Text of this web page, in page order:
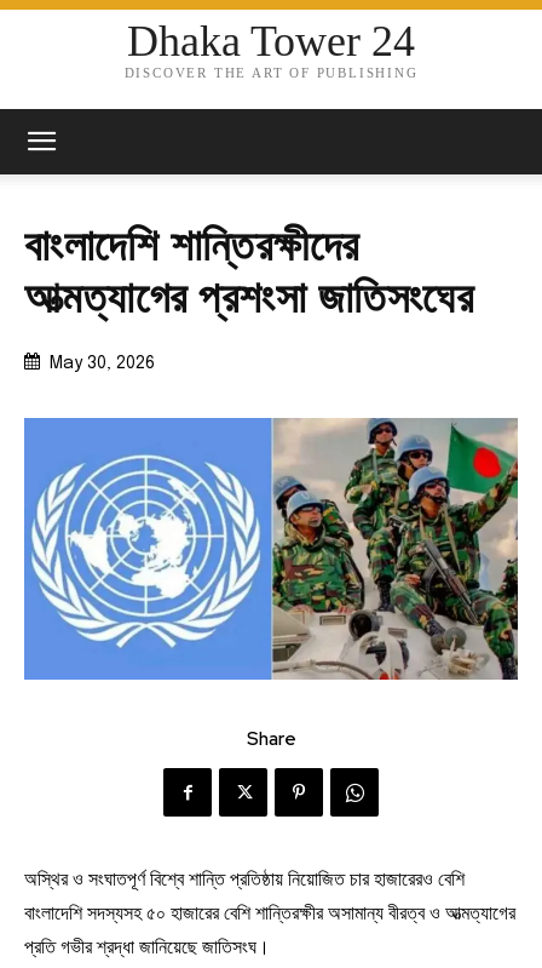
Dhaka Tower 24
DISCOVER THE ART OF PUBLISHING
বাংলাদেশি শান্তিরক্ষীদের
আত্মত্যাগের প্রশংসা জাতিসংঘের
May 30, 2026
Share
অস্থির ও সংঘাতপূর্ণ বিশ্বে শান্তি প্রতিষ্ঠায় নিয়োজিত চার হাজারেরও বেশি
বাংলাদেশি সদস্যসহ ৫০ হাজারের বেশি শান্তিরক্ষীর অসামান্য বীরত্ব ও আত্মত্যাগের
প্রতি গভীর শ্রদ্ধা জানিয়েছে জাতিসংঘ।